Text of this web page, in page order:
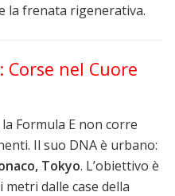
la frenata rigenerativa.
nel Cuore
Formula E non corre
Il suo DNA è urbano:
Tokyo. L’obiettivo è
dalle case della